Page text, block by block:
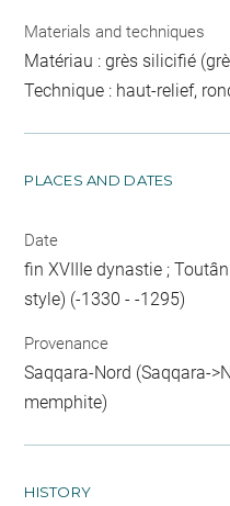
Materials and techniques
Matériau : grès silicifié
Technique : haut-relief,
PLACES AND DATES
Date
fin XVIIIe dynastie ;
style) (-1330 - -1295)
Provenance
Saqqara-Nord (Saqqara-
memphite)
HISTORY